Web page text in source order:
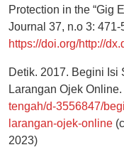
Protection in the “Gig
Journal 37, n.o 3:
https://doi.org/http://
Detik. 2017. Begini Isi
Larangan Ojek Online.
tengah/d-3556847/
larangan-ojek-online
2023)